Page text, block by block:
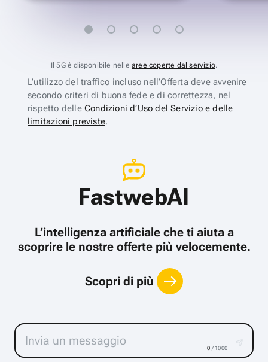
Il 5G è disponibile nelle aree coperte dal servizio.
L’utilizzo del traffico incluso nell’Offerta deve avvenire
secondo criteri di buona fede e di correttezza, nel
rispetto delle Condizioni d’Uso del Servizio e delle
limitazioni previste.
FastwebAI
L’intelligenza artificiale che ti aiuta a
scoprire le nostre offerte più velocemente.
Scopri di più
0 / 1000